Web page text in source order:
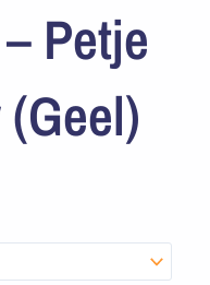
Petje
(geel)